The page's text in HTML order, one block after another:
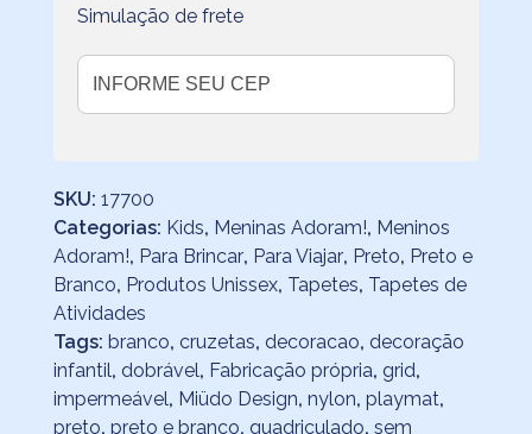
quantidade
Simulação de frete
SKU: 17700
Categorias: Kids, Meninas Adoram!, Meninos
Adoram!, Para Brincar, Para Viajar, Preto, Preto e
Branco, Produtos Unissex, Tapetes, Tapetes de
Atividades
Tags: branco, cruzetas, decoracao, decoração
infantil, dobrável, Fabricação própria, grid,
impermeável, Miüdo Design, nylon, playmat,
preto, preto e branco, quadriculado, sem